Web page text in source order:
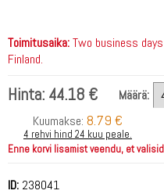
Toimitusaika:Two business
Finland.
Hinta: 44.18 €
Määrä:
Kuumakse: 8.79 €
4 rehvi hind 24 kuu peale.
Enne korvi lisamist veendu, et
ID: 238041